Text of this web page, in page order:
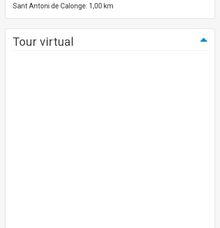
Sant Antoni de Calonge: 1,00 km
Tour virtual